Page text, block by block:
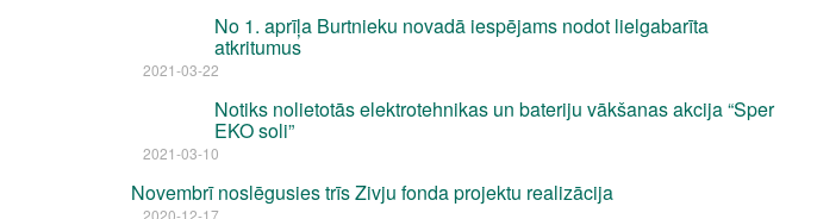
No 1. aprīļa Burtnieku novadā iespējams nodot lielgabarīta
atkritumus
2021-03-22
Notiks nolietotās elektrotehnikas un bateriju vākšanas akcija “Sper
EKO soli”
2021-03-10
Novembrī noslēgusies trīs Zivju fonda projektu realizācija
2020-12-17